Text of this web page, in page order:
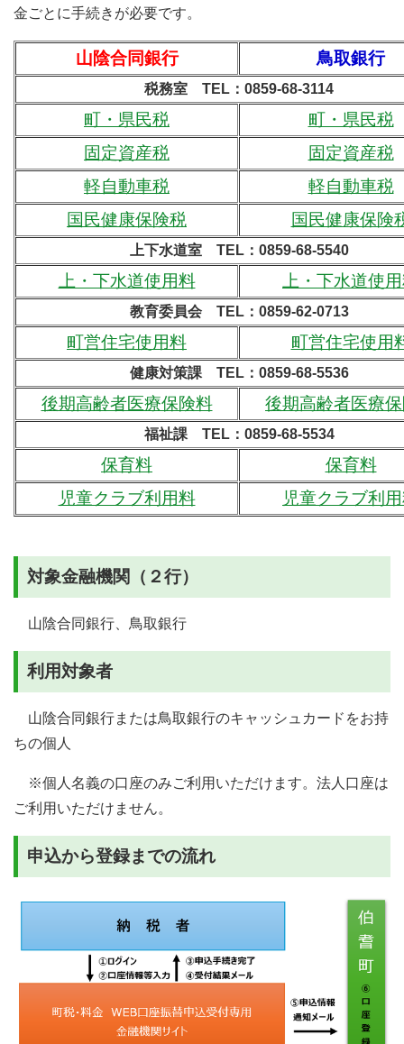
金ごとに手続きが必要です。
山陰合同銀行 鳥取銀行
税務室 TEL：0859-68-3114
町・県民税
町・県民税
固定資産税
固定資産税
軽自動車税
軽自動車税
国民健康保険税
国民健康保険
上下水道室 TEL：0859-68-5540
上・下水道使用料 上・下水道使
教育委員会 TEL：0859-62-0713
町営住宅使用料 町営住宅使用
健康対策課 TEL：0859-68-5536
後期高齢者医療保険料 後期高齢者医療
福祉課 TEL：0859-68-5534
保育料
保育料
児童クラブ利用料
児童クラブ利
対象金融機関（２行）
山陰合同銀行、鳥取銀行
利用対象者
山陰合同銀行または鳥取銀行のキャッシュカードをお持
ちの個人
※個人名義の口座のみご利用いただけます。法人口座は
ご利用いただけません。
申込から登録までの流れ